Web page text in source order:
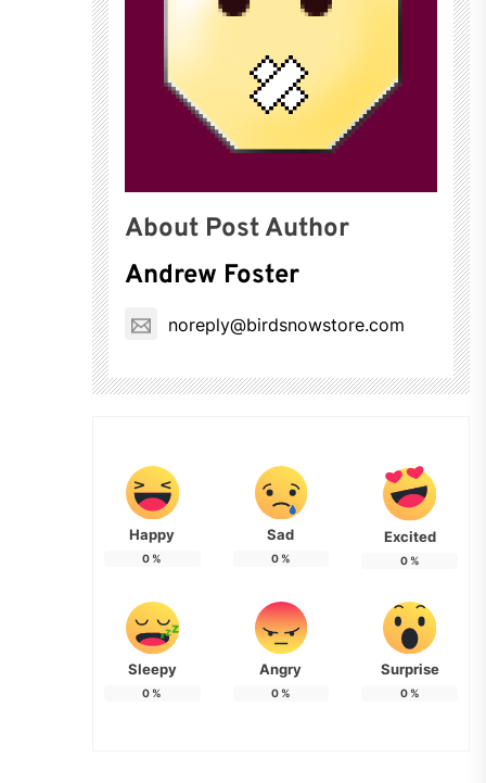
About Post Author
Andrew Foster
noreply@birdsnowstore.com
Happy
0%
Sad
0%
Excited
0%
Sleepy
0%
Angry
0%
Surprise
0%